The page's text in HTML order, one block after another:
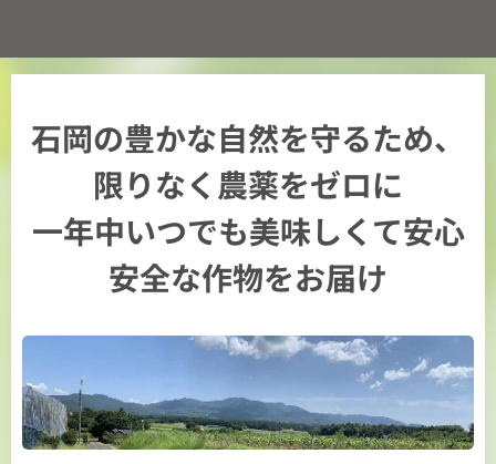
石岡の豊かな自然を守るため、
限りなく農薬をゼロに
一年中いつでも美味しくて安心
安全な作物をお届け